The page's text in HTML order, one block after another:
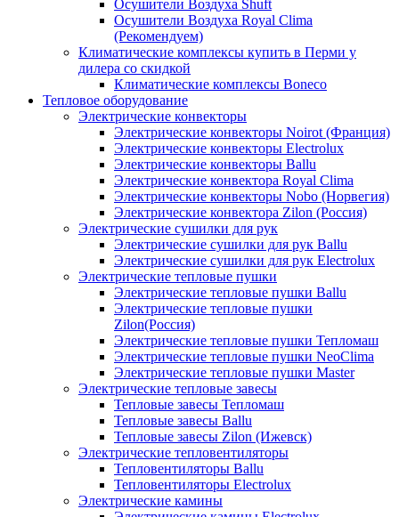
Осушители Воздуха Shuft
Осушители Воздуха Royal Clima
(Рекомендуем)
Климатические комплексы купить в Перми у
дилера со скидкой
Климатические комплексы Boneсo
Тепловое оборудование
Электрические конвекторы
Электрические конвекторы Noirot (Франция)
Электрические конвекторы Electrolux
Электрические конвекторы Ballu
Электрические конвектора Royal Clima
Электрические конвекторы Nobo (Норвегия)
Электрические конвектора Zilon (Россия)
Электрические сушилки для рук
Электрические сушилки для рук Ballu
Электрические сушилки для рук Electrolux
Электрические тепловые пушки
Электрические тепловые пушки Ballu
Электрические тепловые пушки
Zilon(Россия)
Электрические тепловые пушки Тепломаш
Электрические тепловые пушки NeoClima
Электрические тепловые пушки Master
Электрические тепловые завесы
Тепловые завесы Тепломаш
Тепловые завесы Ballu
Тепловые завесы Zilon (Ижевск)
Электрические тепловентиляторы
Тепловентиляторы Ballu
Тепловентиляторы Electrolux
Электрические камины